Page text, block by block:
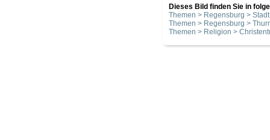
Dieses Bild finden Sie in
Themen > Regensburg > Stadt
Themen > Regensburg >
Themen > Religion >